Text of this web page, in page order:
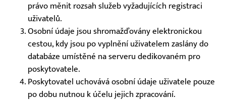
právo měnit rozsah služeb vyžadujících registraci
uživatelů.
Osobní údaje jsou shromažďovány elektronickou
cestou, kdy jsou po vyplnění uživatelem zaslány do
databáze umístěné na serveru dedikovaném pro
poskytovatele.
Poskytovatel uchovává osobní údaje uživatele pouze
po dobu nutnou k účelu jejich zpracování.